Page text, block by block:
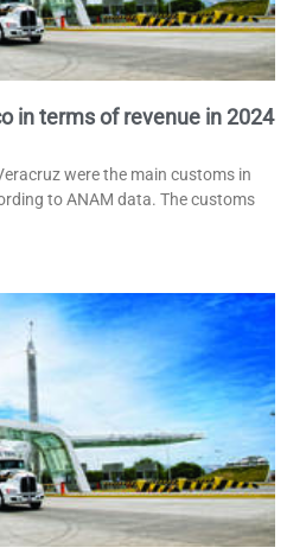
in terms of revenue in 2024
were the main customs in
to ANAM data. The customs